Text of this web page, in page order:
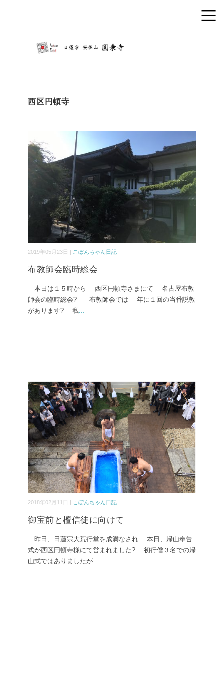
西区円頓寺
2019年05月23日 | こぼんちゃん日記
布教師会臨時総会
本日は１５時から 西区円頓寺さまにて 名古屋布教
師会の臨時総会? 布教師会では 年に１回の当番説教
があります? 私...
2018年02月11日 | こぼんちゃん日記
御宝前と檀信徒に向けて
昨日、日蓮宗大荒行堂を成満なされ 本日、帰山奉告
式が西区円頓寺様にて営まれました? 初行僧３名での帰
山式ではありましたが ...